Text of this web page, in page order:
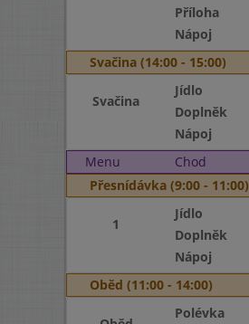
Příloha
Nápoj
Svačina (14:00 - 15:00)
Svačina
Jídlo
Doplněk
Nápoj
Menu
Chod
Přesnídávka (9:00 - 11:00)
1
Jídlo
Doplněk
Nápoj
Oběd (11:00 - 14:00)
Polévka